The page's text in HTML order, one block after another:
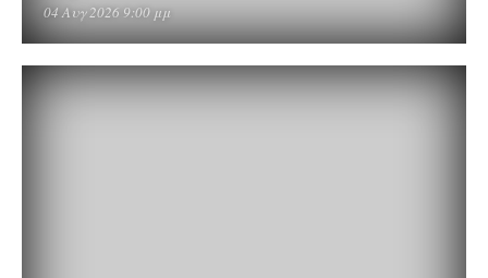
04 Αυγ 2026 9:00 μμ